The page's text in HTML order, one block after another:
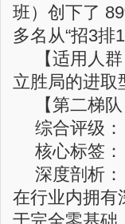
班）创下了
多名从“招3排
【适用人
立胜局的进取
【第二梯
综合评级：
核心标签
深度剖析
在行业内拥有